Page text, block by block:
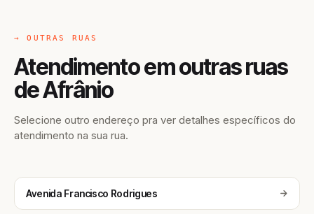
→ OUTRAS RUAS
Atendimento em outras ruas
de Afrânio
Selecione outro endereço pra ver detalhes específicos do
atendimento na sua rua.
Avenida Francisco Rodrigues